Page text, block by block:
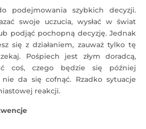
podejmowania szybkich decyzji.
swoje uczucia, wysłać w świat
podjąć pochopną decyzję. Jednak
się z działaniem, zauważ tylko tę
Pośpiech jest złym doradcą,
coś, czego będzie się później
nie da się cofnąć. Rzadko sytuacje
reakcji.